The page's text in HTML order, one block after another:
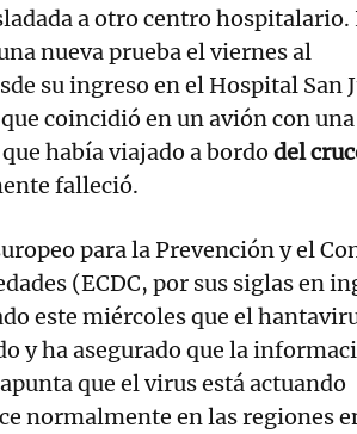
a otro centro hospitalario.
nueva prueba el viernes al
su ingreso en el Hospital San
coincidió en un avión con una
había viajado a bordo del
falleció.
para la Prevención y el
(ECDC, por sus siglas en
este miércoles que el
y ha asegurado que la
que el virus está actuando
normalmente en las regiones